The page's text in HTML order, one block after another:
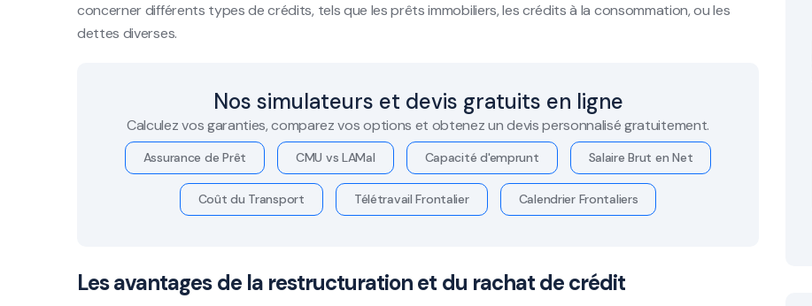
concerner différents types de crédits, tels que les prêts immobiliers, les crédits à la consommation, ou les
dettes diverses.
Nos simulateurs et devis gratuits en ligne
Calculez vos garanties, comparez vos options et obtenez un devis personnalisé gratuitement.
Assurance de Prêt CMU vs LAMal Capacité d'emprunt Salaire Brut en Net
Coût du Transport Télétravail Frontalier Calendrier Frontaliers
Les avantages de la restructuration et du rachat de crédit